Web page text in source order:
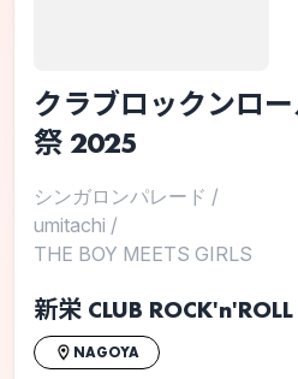
クラブロックンロ
祭 2025
シンガロンパレード /
umitachi /
THE BOY MEETS GIRLS
新栄 CLUB ROCK'n'ROLL
NAGOYA